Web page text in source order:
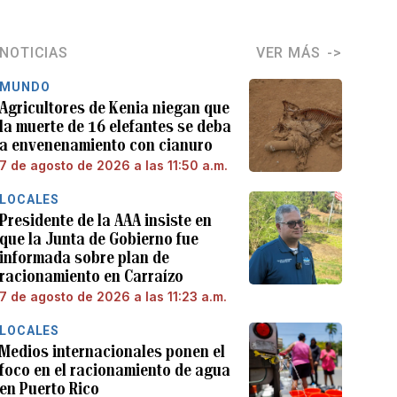
NOTICIAS VER MÁS
MUNDO
Agricultores de Kenia niegan que
la muerte de 16 elefantes se deba
a envenenamiento con cianuro
7 de agosto de 2026 a las 11:50 a.m.
LOCALES
Presidente de la AAA insiste en
que la Junta de Gobierno fue
informada sobre plan de
racionamiento en Carraízo
7 de agosto de 2026 a las 11:23 a.m.
LOCALES
Medios internacionales ponen el
foco en el racionamiento de agua
en Puerto Rico